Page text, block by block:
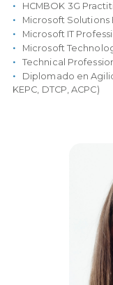
HCMBOK 3G
Microsoft Solutions
Microsoft IT
Microsoft
Technical
Diplomado en
KEPC, DTCP, ACPC)